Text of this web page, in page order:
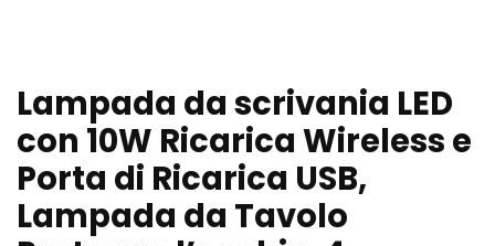
Lampada da scrivania LED
con 10W Ricarica Wireless e
Porta di Ricarica USB,
Lampada da Tavolo